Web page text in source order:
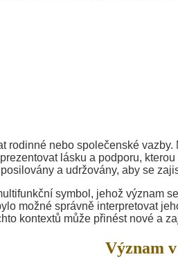
rodinné nebo společenské
lásku a podporu,
a udržovány, aby se
symbol, jehož význam
možné správně interpretovat
kontextů může přinést nové a
Význam